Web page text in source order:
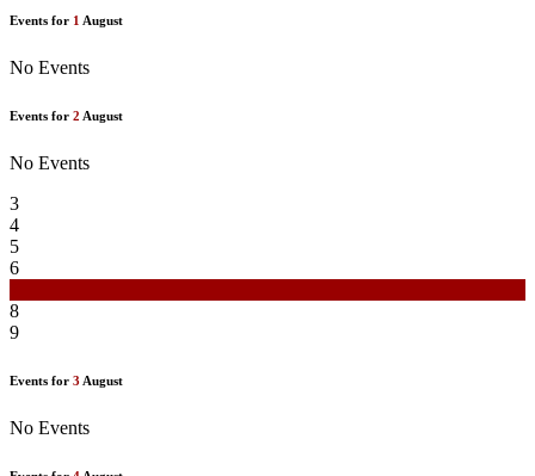
Events for 1 August
No Events
Events for 2 August
No Events
3
4
5
6
8
9
Events for 3 August
No Events